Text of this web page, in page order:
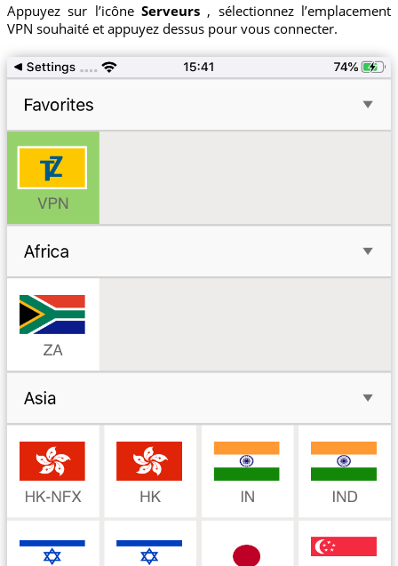
Appuyez sur l’icône Serveurs , sélectionnez l’emplacement
VPN souhaité et appuyez dessus pour vous connecter.